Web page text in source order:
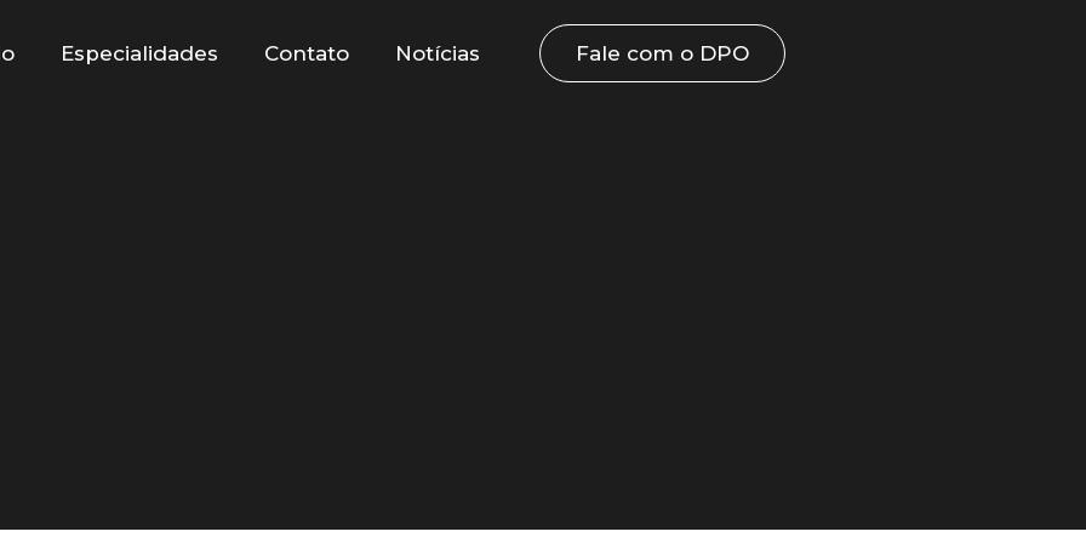
Especialidades Contato Notícias Fale com o DPO